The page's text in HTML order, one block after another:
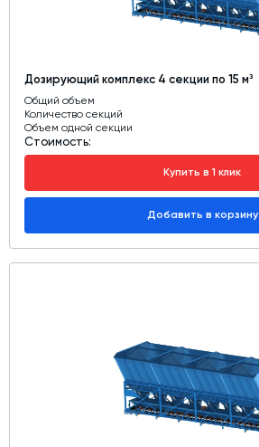
Дозирующий комплекс 4 секции по 15 м³
Общий объем
Количество секций
Объем одной секции
Стоимость:
Купить в 1 клик
Добавить в корзину